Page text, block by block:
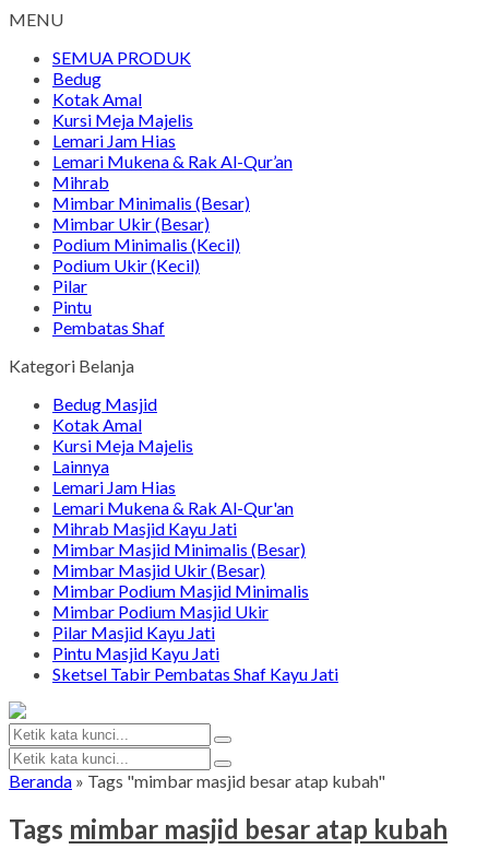
MENU
SEMUA PRODUK
Bedug
Kotak Amal
Kursi Meja Majelis
Lemari Jam Hias
Lemari Mukena & Rak Al-Qur’an
Mihrab
Mimbar Minimalis (Besar)
Mimbar Ukir (Besar)
Podium Minimalis (Kecil)
Podium Ukir (Kecil)
Pilar
Pintu
Pembatas Shaf
Kategori Belanja
Bedug Masjid
Kotak Amal
Kursi Meja Majelis
Lainnya
Lemari Jam Hias
Lemari Mukena & Rak Al-Qur'an
Mihrab Masjid Kayu Jati
Mimbar Masjid Minimalis (Besar)
Mimbar Masjid Ukir (Besar)
Mimbar Podium Masjid Minimalis
Mimbar Podium Masjid Ukir
Pilar Masjid Kayu Jati
Pintu Masjid Kayu Jati
Sketsel Tabir Pembatas Shaf Kayu Jati
Beranda » Tags "mimbar masjid besar atap kubah"
Tags mimbar masjid besar atap kubah